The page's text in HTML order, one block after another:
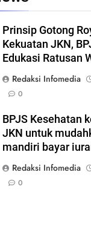
Prinsip Gotong
Kekuatan JKN,
Edukasi Ratusan
Redaksi Infomedia
0
BPJS Kesehatan
JKN untuk
mandiri bayar
Redaksi Infomedia
0